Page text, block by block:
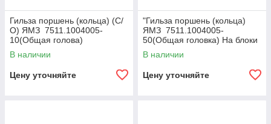
Гильза поршень (кольца) (С/
О) ЯМЗ 7511.1004005-
10(Общая голова)
В наличии
Цену уточняйте
"Гильза поршень (кольца)
ЯМЗ 7511.1004005-
50(Общая головка) На блоки
656-31;658-31 для
двигателей ЕВРО-2"
В наличии
Цену уточняйте